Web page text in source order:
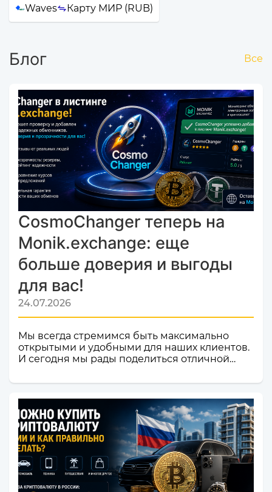
Waves Карту МИР (RUB)
Блог Все
CosmoChanger теперь на
Monik.exchange: еще
больше доверия и выгоды
для вас!
24.07.2026
Мы всегда стремимся быть максимально
открытыми и удобными для наших клиентов.
И сегодня мы рады поделиться отличной
валют и криптовалют CosmoChanger
официально добавлен в листинг
мониторинга обменников
Monik.exchange.Что это значит для вас?
Только плюсы! Мы делаем всё, чтобы каждый
ваш обмен был быстрым, безопасным и
комфортным.Почему это важное событие?
Попадание в список надежных платформ на
Monik.exchange — это знак каче...